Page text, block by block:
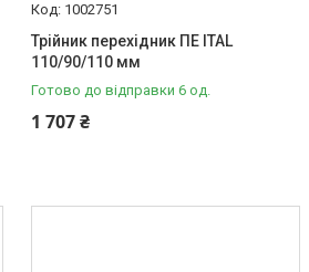
1002751
Трійник перехідник ПЕ ITAL
110/90/110 мм
Готово до відправки 6 од.
1 707 ₴